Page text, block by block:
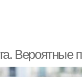
Вероятные